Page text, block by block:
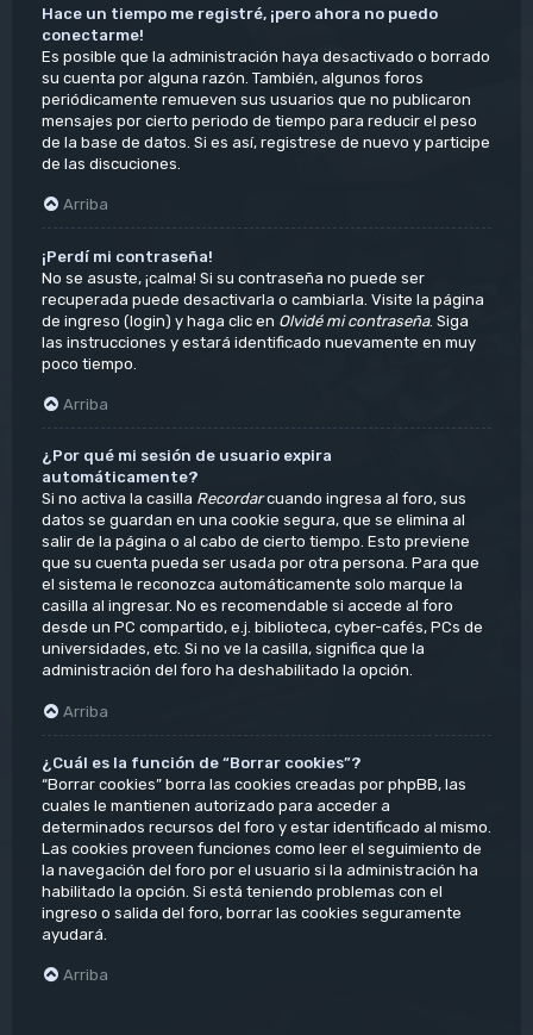
Hace un tiempo me registré, ¡pero ahora no puedo
conectarme!
Es posible que la administración haya desactivado o borrado
su cuenta por alguna razón. También, algunos foros
periódicamente remueven sus usuarios que no publicaron
mensajes por cierto periodo de tiempo para reducir el peso
de la base de datos. Si es así, registrese de nuevo y participe
de las discuciones.
Arriba
¡Perdí mi contraseña!
No se asuste, ¡calma! Si su contraseña no puede ser
recuperada puede desactivarla o cambiarla. Visite la página
de ingreso (login) y haga clic en Olvidé mi contraseña. Siga
las instrucciones y estará identificado nuevamente en muy
poco tiempo.
Arriba
¿Por qué mi sesión de usuario expira
automáticamente?
Si no activa la casilla Recordarcuando ingresa al foro, sus
datos se guardan en una cookie segura, que se elimina al
salir de la página o al cabo de cierto tiempo. Esto previene
que su cuenta pueda ser usada por otra persona. Para que
el sistema le reconozca automáticamente solo marque la
casilla al ingresar. No es recomendable si accede al foro
desde un PC compartido, e.j. biblioteca, cyber-cafés, PCs de
universidades, etc. Si no ve la casilla, significa que la
administración del foro ha deshabilitado la opción.
Arriba
¿Cuál es la función de “Borrar cookies”?
“Borrar cookies” borra las cookies creadas por phpBB, las
cuales le mantienen autorizado para acceder a
determinados recursos del foro y estar identificado al mismo.
Las cookies proveen funciones como leer el seguimiento de
la navegación del foro por el usuario si la administración ha
habilitado la opción. Si está teniendo problemas con el
ingreso o salida del foro, borrar las cookies seguramente
ayudará.
Arriba